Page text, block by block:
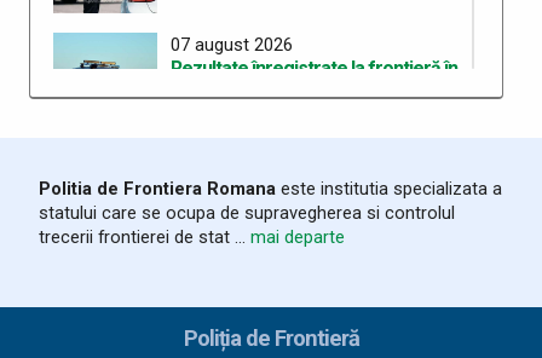
07 august 2026
Rezultate înregistrate la frontieră în
ultimele 24 de ore
Trei cetățeni chinezi depistați la PTF
Stamora-Moravița cu vize false
ultimele 24 de ore
Politia de Frontiera Romana este institutia specializata a
statului care se ocupa de supravegherea si controlul
trecerii frontierei de stat ... mai departe
Poliția de Frontieră